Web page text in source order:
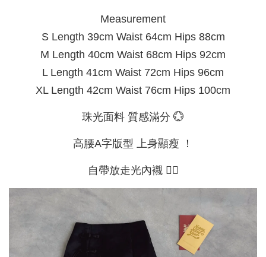
Measurement
S Length 39cm Waist 64cm Hips 88cm
M Length 40cm Waist 68cm Hips 92cm
L Length 41cm Waist 72cm Hips 96cm
XL Length 42cm Waist 76cm Hips 100cm
珠光面料 質感滿分 💮
高腰A字版型 上身顯瘦 ！
自帶放走光內襯 ✌🏻